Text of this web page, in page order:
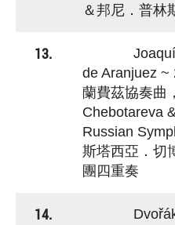
＆邦尼．普林
13.
Joaquín
de Aranjuez
蘭費茲協奏曲
Chebotareva
Russian
斯塔西亞．切
團四重奏
14.